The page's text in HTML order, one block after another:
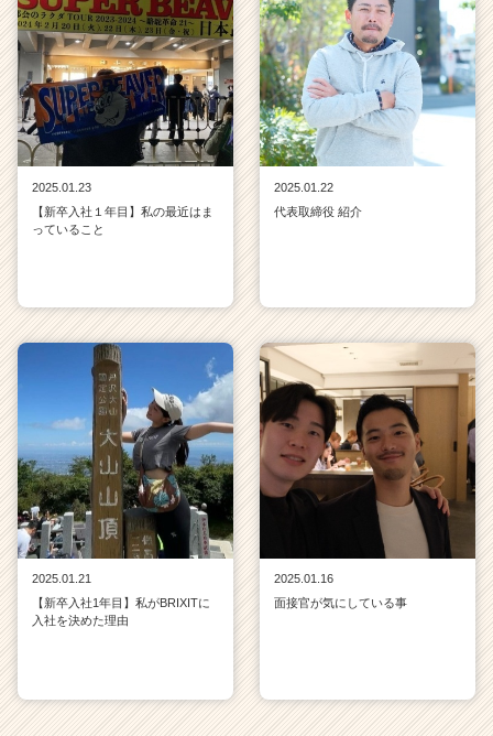
2025.01.23
【新卒入社１年目】私の最近はま
っていること
2025.01.22
代表取締役 紹介
2025.01.21
【新卒入社1年目】私がBRIXITに
入社を決めた理由
2025.01.16
面接官が気にしている事